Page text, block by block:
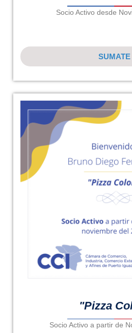
Socio Activo desde
SUMATE
"Pizza
Socio Activo a partir de